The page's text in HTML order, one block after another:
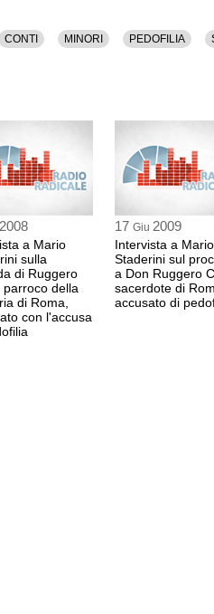
CONTI MINORI PEDOFILIA
2008
a Mario
sulla
di Ruggero
parroco della
di Roma,
con l'accusa
17 Giu 2009
Intervista a Mario
Staderini sul
a Don Ruggero
sacerdote di
accusato di